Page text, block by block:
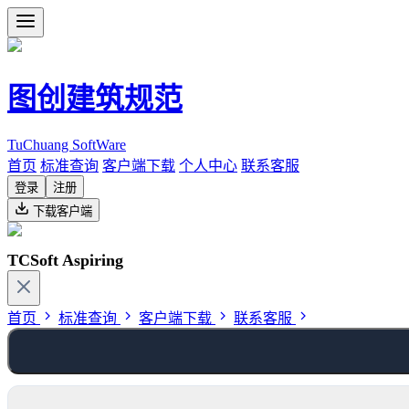
图创建筑规范
TuChuang SoftWare
首页 标准查询 客户端下载 个人中心 联系客服
登录
注册
下载客户端
TCSoft Aspiring
首页 标准查询 客户端下载 联系客服